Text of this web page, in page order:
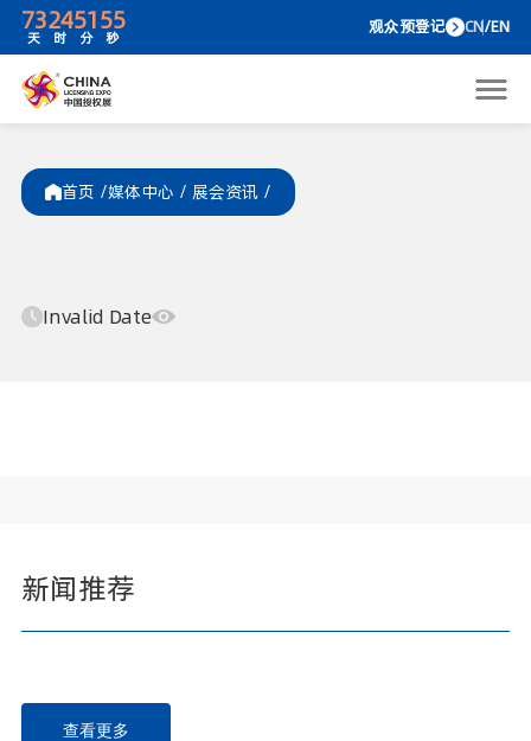
73
天
24
时
51
分
55 观众预
首页 /媒体中心 / 展会资讯 /
Invalid Date
新闻推荐
查看更多